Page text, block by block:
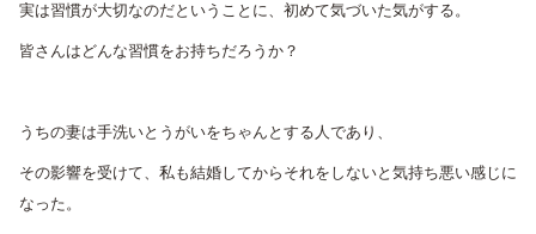
実は習慣が大切なのだということに、初めて気づいた気がする。
皆さんはどんな習慣をお持ちだろうか？
うちの妻は手洗いとうがいをちゃんとする人であり、
その影響を受けて、私も結婚してからそれをしないと気持ち悪い感じに
なった。